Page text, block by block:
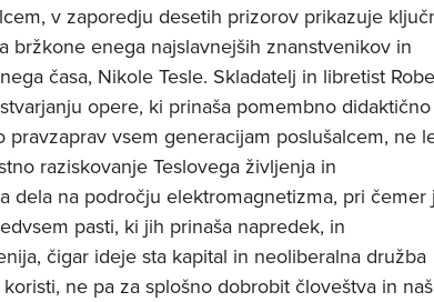
v zaporedju desetih prizorov prikazuje
bržkone enega najslavnejših znanstvenikov in
časa, Nikole Tesle. Skladatelj in libretist
opere, ki prinaša pomembno
pravzaprav vsem generacijam poslušalcem, ne
raziskovanje Teslovega življenja in
dela na področju elektromagnetizma, pri čemer
pasti, ki jih prinaša napredek, in
čigar ideje sta kapital in neoliberalna družba
ne pa za splošno dobrobit človeštva in